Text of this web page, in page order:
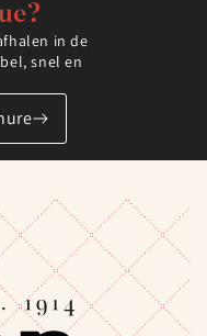
in de
snel en